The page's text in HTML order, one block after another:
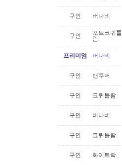
구인 버나비
구인
포트코퀴틀
람
프리미엄 버나비
구인 밴쿠버
구인 코퀴틀람
구인 버나비
구인 코퀴틀람
구인 화이트락